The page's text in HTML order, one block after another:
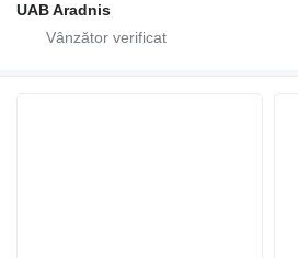
UAB Aradnis